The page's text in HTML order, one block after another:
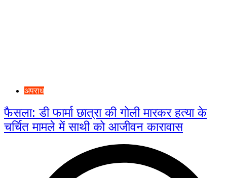
अपराध
फैसला: डी फार्मा छात्रा की गोली मारकर हत्या के
चर्चित मामले में साथी को आजीवन कारावास